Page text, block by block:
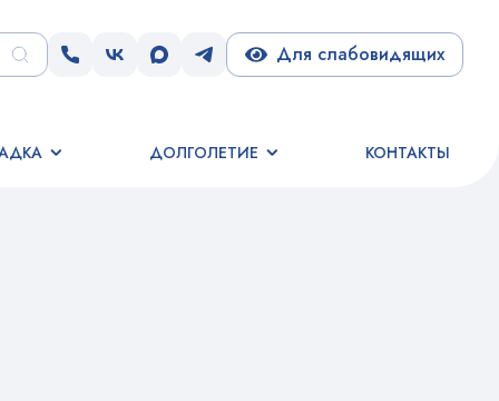
Для слабовидящих
ДОЛГОЛЕТИЕ КОНТАКТЫ